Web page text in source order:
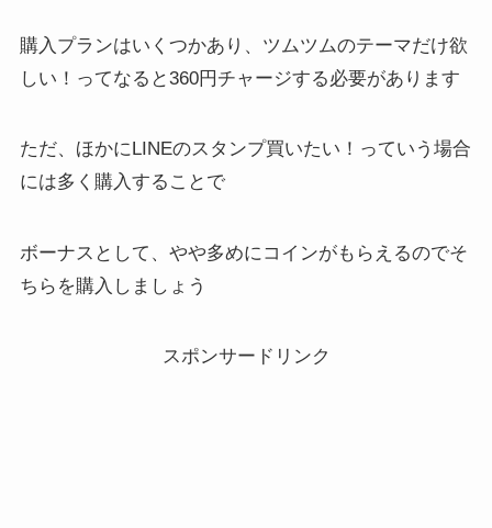
購入プランはいくつかあり、ツムツムのテーマだけ欲
しい！ってなると360円チャージする必要があります
ただ、ほかにLINEのスタンプ買いたい！っていう場合
には多く購入することで
ボーナスとして、やや多めにコインがもらえるのでそ
ちらを購入しましょう
スポンサードリンク